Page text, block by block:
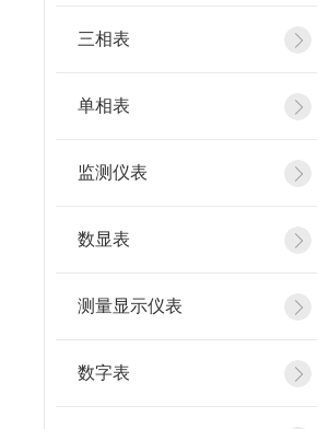
三相表
单相表
监测仪表
数显表
测量显示仪表
数字表